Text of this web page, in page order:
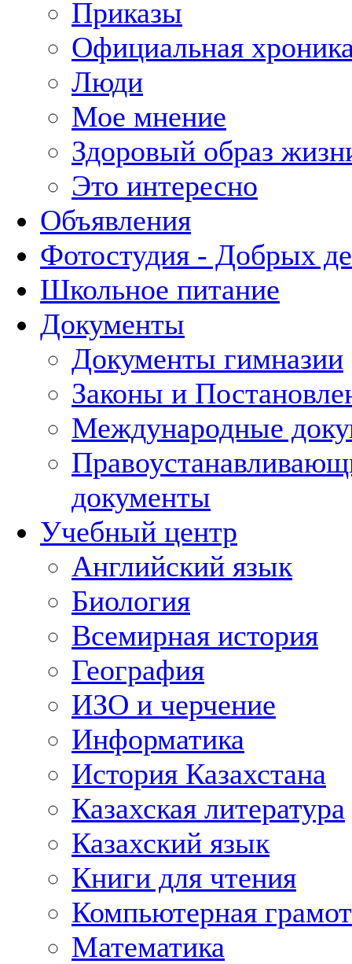
Приказы
Официальная
Люди
Мое мнение
Здоровый образ
Это интересно
Объявления
Фотостудия - Добрых
Школьное питание
Документы
Документы гимназии
Законы и
Международные
документы
Учебный центр
Английский язык
Биология
Всемирная история
География
ИЗО и черчение
Информатика
История Казахстана
Казахская литература
Казахский язык
Книги для чтения
Компьютерная
Математика